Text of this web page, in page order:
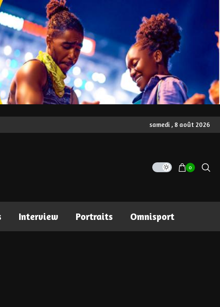
samedi , 8 août 2026
0
Interview Portraits Omnisport